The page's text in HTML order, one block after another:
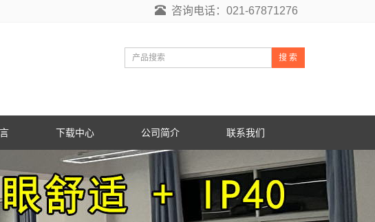
咨询电话：021-67871276
搜 索
下载中心 公司简介 联系我们